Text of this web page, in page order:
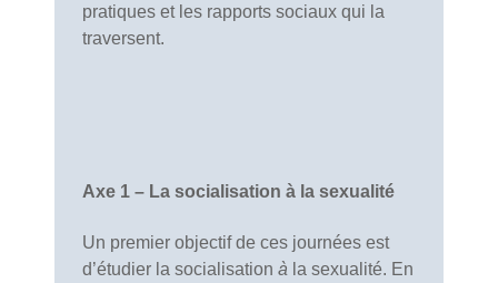
pratiques et les rapports sociaux qui la
traversent.
Axe 1 – La socialisation à la sexualité
Un premier objectif de ces journées est
d’étudier la socialisation à la sexualité. En